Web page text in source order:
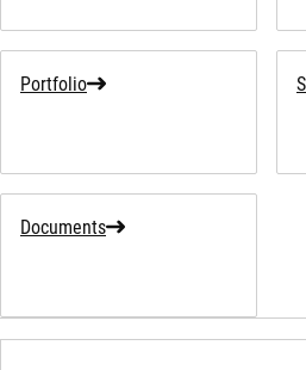
Portfolio
Documents